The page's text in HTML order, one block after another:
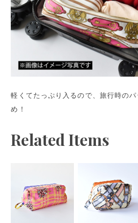
軽くてたっぷり入るので、旅行時の
め！
Related Items